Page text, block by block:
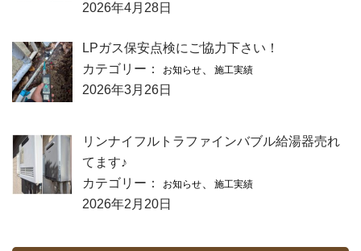
2026年4月28日
LPガス保安点検にご協力下さい！
カテゴリー：
お知らせ 施工実績
2026年3月26日
リンナイフルトラファインバブル給湯器売れ
てます♪
カテゴリー：
お知らせ 施工実績
2026年2月20日